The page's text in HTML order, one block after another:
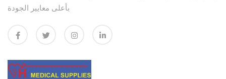
بأعلى معايير الجودة